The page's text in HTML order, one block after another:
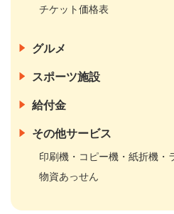
チケット価格表
グルメ
スポーツ施設
給付金
その他サービス
印刷機・コピー機・紙折機・
物資あっせん